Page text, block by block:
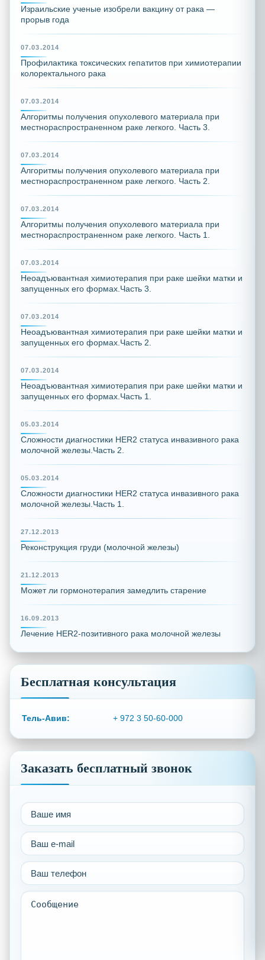
Израильские ученые изобрели вакцину от рака —
прорыв года
07.03.2014
Профилактика токсических гепатитов при химиотерапии
колоректального рака
07.03.2014
Алгоритмы получения опухолевого материала при
местнораспространенном раке легкого. Часть 3.
07.03.2014
Алгоритмы получения опухолевого материала при
местнораспространенном раке легкого. Часть 2.
07.03.2014
Алгоритмы получения опухолевого материала при
местнораспространенном раке легкого. Часть 1.
07.03.2014
Неоадъювантная химиотерапия при раке шейки матки и
запущенных его формах.Часть 3.
07.03.2014
Неоадъювантная химиотерапия при раке шейки матки и
запущенных его формах.Часть 2.
07.03.2014
Неоадъювантная химиотерапия при раке шейки матки и
запущенных его формах.Часть 1.
05.03.2014
Сложности диагностики HER2 статуса инвазивного рака
молочной железы.Часть 2.
05.03.2014
Сложности диагностики HER2 статуса инвазивного рака
молочной железы.Часть 1.
27.12.2013
Реконструкция груди (молочной железы)
21.12.2013
Может ли гормонотерапия замедлить старение
16.09.2013
Лечение HER2-позитивного рака молочной железы
Бесплатная консультация
Тель-Авив: + 972 3 50-60-000
Заказать бесплатный звонок